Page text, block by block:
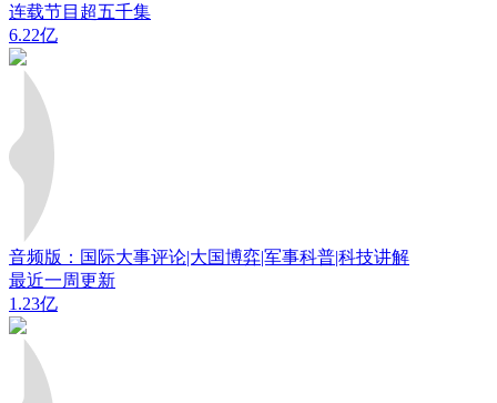
连载节目超五千集
6.22亿
音频版：国际大事评论|大国博弈|军事科普|科技讲解
最近一周更新
1.23亿